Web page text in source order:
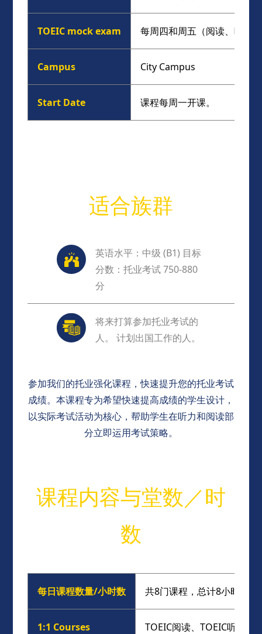
TOEIC mock exam 每周四和周五（阅读、听力
Campus City Campus
Start Date 课程每周一开课。
适合族群
英语水平：中级 (B1) 目标
分数：托业考试 750-880
分
将来打算参加托业考试的
人。 计划出国工作的人。
参加我们的托业强化课程，快速提升您的托业考试
成绩。本课程专为希望快速提高成绩的学生设计，
以实际考试活动为核心，帮助学生在听力和阅读部
分立即运用考试策略。
课程内容与堂数／时
数
每日课程数量/小时数 共8门课程，总计8小时（包
1:1 Courses TOEIC阅读、TOEIC听力、